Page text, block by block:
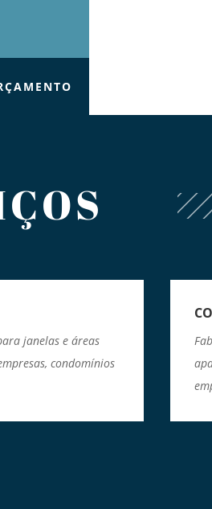
janelas e áreas
condomínios